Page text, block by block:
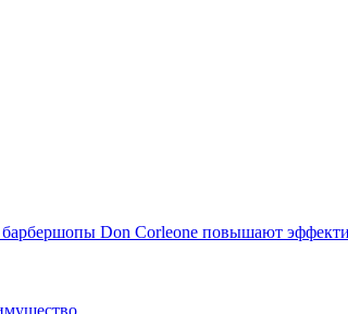
Don Corleone повышают